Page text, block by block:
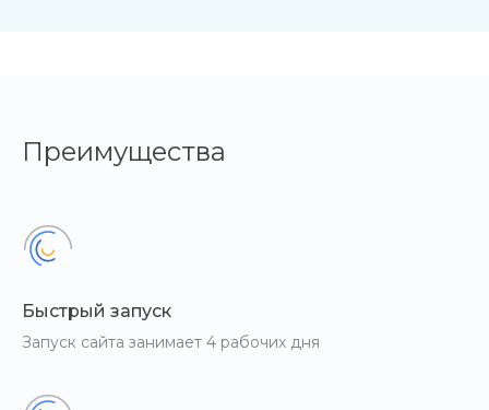
Преимущества
Быстрый запуск
Запуск сайта занимает 4 рабочих дня